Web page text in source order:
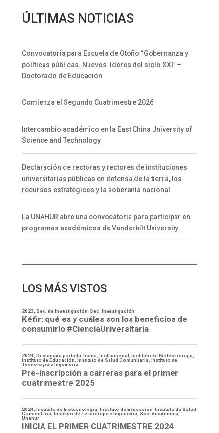
Technology (AIT)
Workshop
ÚLTIMAS NOTICIAS
Convocatoria para Escuela de Otoño “Gobernanza y
políticas públicas. Nuevos líderes del siglo XXI” –
Doctorado de Educación
Comienza el Segundo Cuatrimestre 2026
Intercambio académico en la East China University of
Science and Technology
Declaración de rectoras y rectores de instituciones
universitarias públicas en defensa de la tierra, los
recursos estratégicos y la soberanía nacional
La UNAHUR abre una convocatoria para participar en
programas académicos de Vanderbilt University
LOS MÁS VISTOS